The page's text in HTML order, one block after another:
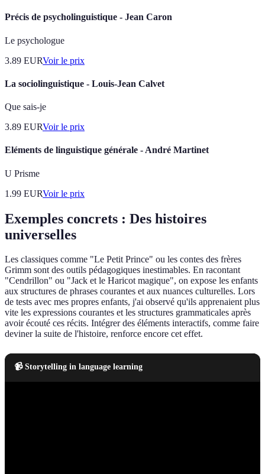
Précis de psycholinguistique - Jean Caron
Le psychologue
3.89 EURVoir le prix
La sociolinguistique - Louis-Jean Calvet
Que sais-je
3.89 EURVoir le prix
Eléments de linguistique générale - André Martinet
U Prisme
1.99 EURVoir le prix
Exemples concrets : Des histoires
universelles
Les classiques comme "Le Petit Prince" ou les contes des frères
Grimm sont des outils pédagogiques inestimables. En racontant
"Cendrillon" ou "Jack et le Haricot magique", on expose les enfants
aux structures de phrases courantes et aux nuances culturelles. Lors
de tests avec mes propres enfants, j'ai observé qu'ils apprenaient plus
vite les expressions courantes et les structures grammaticales après
avoir écouté ces récits. Intégrer des éléments interactifs, comme faire
deviner la suite de l'histoire, renforce encore cet effet.
📹 Storytelling in language learning